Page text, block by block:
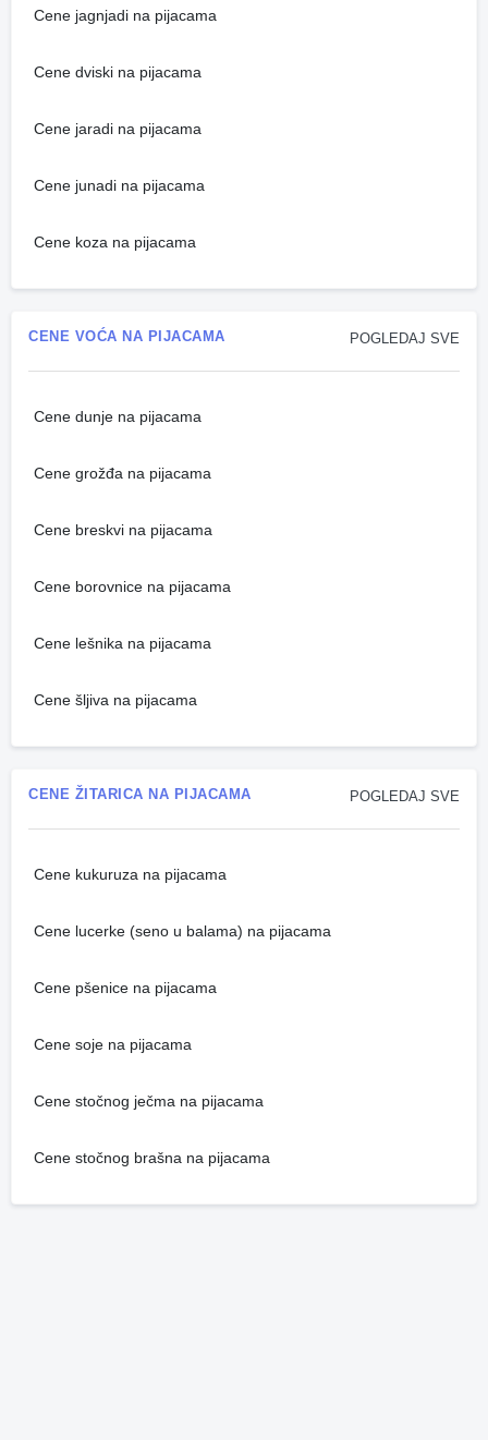
Cene jagnjadi na pijacama
Cene dviski na pijacama
Cene jaradi na pijacama
Cene junadi na pijacama
Cene koza na pijacama
POGLEDAJ SVE
CENE VOĆA NA PIJACAMA
Cene dunje na pijacama
Cene grožđa na pijacama
Cene breskvi na pijacama
Cene borovnice na pijacama
Cene lešnika na pijacama
Cene šljiva na pijacama
POGLEDAJ SVE
CENE ŽITARICA NA PIJACAMA
Cene kukuruza na pijacama
Cene lucerke (seno u balama) na pijacama
Cene pšenice na pijacama
Cene soje na pijacama
Cene stočnog ječma na pijacama
Cene stočnog brašna na pijacama